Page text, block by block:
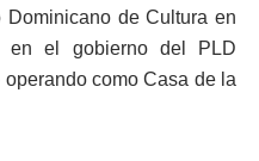
de Cultura en
en el gobierno del PLD
como Casa de la